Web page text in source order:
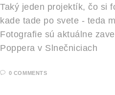
Taký jeden projektík, čo si
kade tade po svete - teda
Fotografie sú aktuálne
Poppera v Slnečniciach
0 COMMENTS